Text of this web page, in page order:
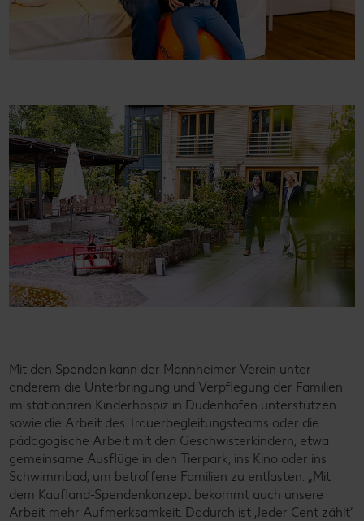
Mit den Spenden kann der Mannheimer Verein unter
anderem die Unterbringung und Verpflegung der Familien
im stationären Kinderhospiz in Dudenhofen unterstützen
sowie die Arbeit des Trauerbegleitungsteams oder die
pädagogische Arbeit mit den Geschwisterkindern, etwa
gemeinsame Ausflüge in den Tierpark, ins Kino oder ins
Schwimmbad, um betroffene Familien zu entlasten. „Mit
dem Kaufland-Spendenkonzept bekommt auch unsere
Arbeit mehr Aufmerksamkeit. Dadurch ist ‚Jeder Cent zählt‘